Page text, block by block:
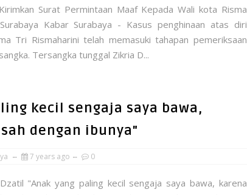
Surat Permintaan Maaf Kepada Wali kota Risma
Kabar Surabaya - Kasus penghinaan atas diri
Tri Rismaharini telah memasuki tahapan pemeriksaan
Tersangka tunggal Zikria D...
kecil sengaja saya bawa,
dengan ibunya"
7 years ago 0
"Anak yang paling kecil sengaja saya bawa, karena